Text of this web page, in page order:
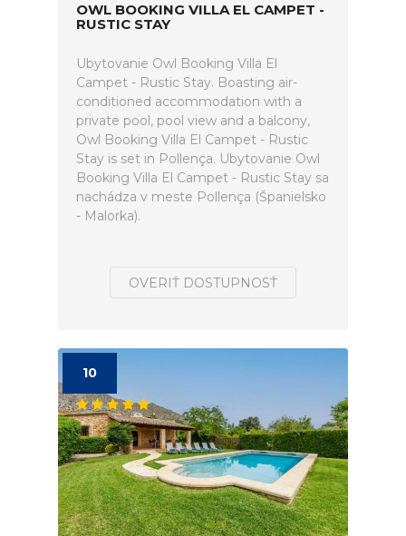
OWL BOOKING VILLA EL CAMPET -
RUSTIC STAY
Ubytovanie Owl Booking Villa El
Campet - Rustic Stay. Boasting air-
conditioned accommodation with a
private pool, pool view and a balcony,
Owl Booking Villa El Campet - Rustic
Stay is set in Pollença. Ubytovanie Owl
Booking Villa El Campet - Rustic Stay sa
nachádza v meste Pollença (Španielsko
- Malorka).
OVERIŤ DOSTUPNOSŤ
10